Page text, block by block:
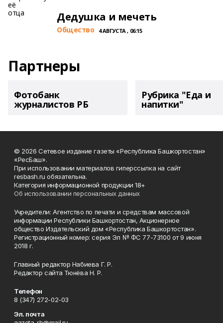
Дедушка и мечеть
Общество 4 АВГУСТА , 06:15
Партнеры
Фотобанк
журналистов РБ
Рубрика "Еда и
напитки"
© 2026 Сетевое издание газеты «Республика Башкортостан»
«РесБаш».
При использовании материалов гиперссылка на сайт
resbash.ru обязательна.
Категория информационной продукции 18+
Об использовании персональных данных
Учредители: Агентство по печати и средствам массовой
информации Республики Башкортостан, Акционерное
общество Издательский дом «Республика Башкортостан».
Регистрационный номер: серия Эл № ФС 77-73100 от 9 июня
2018 г.
Главный редактор Набиева Г. Р.
Редактор сайта Тюнёва Н. Р.
Телефон
8 (347) 272-02-03
Эл. почта